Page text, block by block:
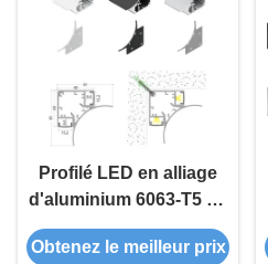
Profilé LED en alliage
d'aluminium 6063-T5 de
haute qualité avec
50000 heures de
Obtenez le meilleur prix